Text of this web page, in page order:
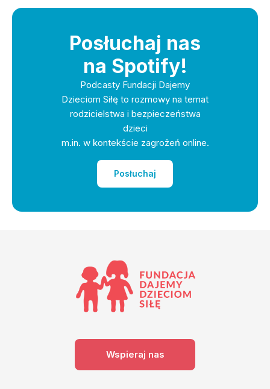
Posłuchaj nas
na Spotify!
Podcasty Fundacji Dajemy
Dzieciom Siłę to rozmowy na temat
rodzicielstwa i bezpieczeństwa
dzieci
m.in. w kontekście zagrożeń online.
Posłuchaj
Wspieraj nas